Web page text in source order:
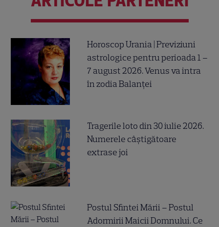
Horoscop Urania | Previziuni
astrologice pentru perioada 1 –
7 august 2026. Venus va intra
în zodia Balanței
Tragerile loto din 30 iulie 2026.
Numerele câştigătoare
extrase joi
Postul Sfintei Mării – Postul
Adormirii Maicii Domnului. Ce